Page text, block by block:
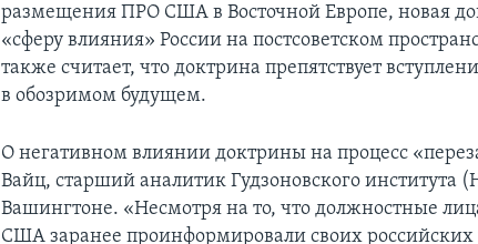
размещения ПРО США в Восточной Европе, новая
«сферу влияния» России на постсоветском
также считает, что доктрина препятствует
в обозримом будущем.
О негативном влиянии доктрины на процесс
Вайц, старший аналитик Гудзоновского института
Вашингтоне. «Несмотря на то, что должностные
США заранее проинформировали своих российских